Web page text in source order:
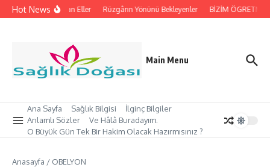
İçeriğe atla
Hot Newsİpleri Tutan Eller Rüzgârın Yönünü Bekleyenler BİZİM
Main Menu
Ana Sayfa Sağlık Bilgisi
İlginç Bilgiler
Anlamlı Sözler
Ve Hâlâ Buradayım.
O Büyük Gün Tek Bir Hakim Olacak Hazırmısınız ?
Anasayfa / OBELYON